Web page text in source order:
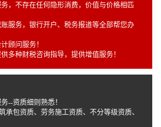
，不存在任何隐形消费，价值与价格相匹
服务，银行开户、税务报道等全部帮您办
顾问服务！
多种财税咨询指导，提供增值服务！
--资质细则熟悉！
承包资质、劳务施工资质、不分等级资质、